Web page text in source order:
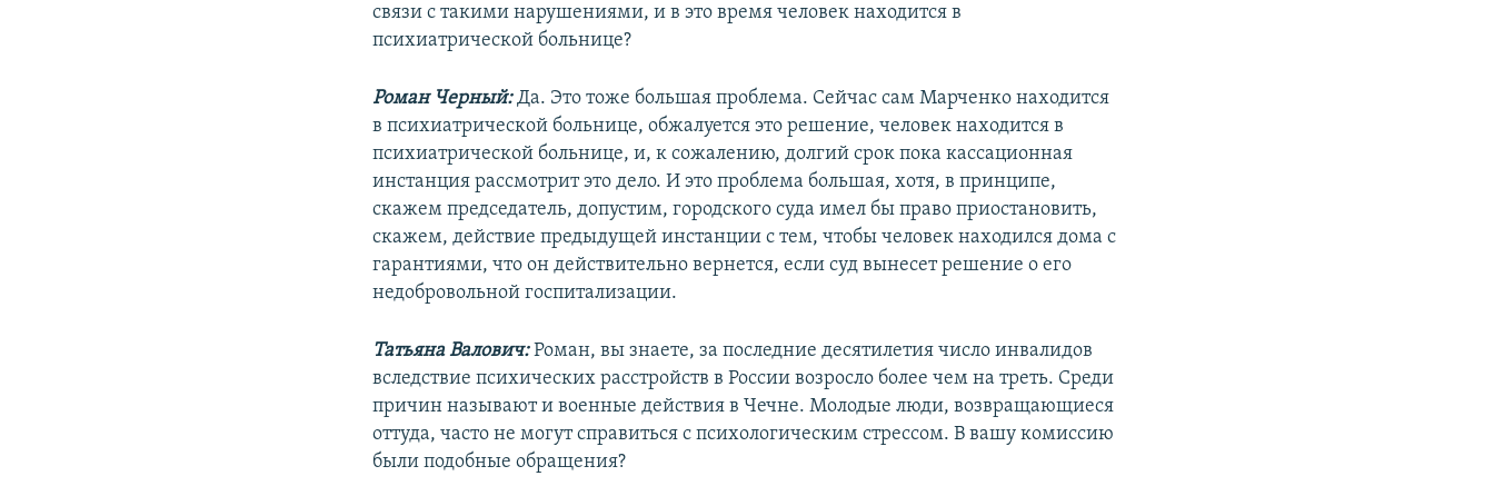
связи с такими нарушениями, и в это время человек находится в
психиатрической больнице?
Роман Черный:Да. Это тоже большая проблема. Сейчас сам Марченко находится
в психиатрической больнице, обжалуется это решение, человек находится в
психиатрической больнице, и, к сожалению, долгий срок пока кассационная
инстанция рассмотрит это дело. И это проблема большая, хотя, в принципе,
скажем председатель, допустим, городского суда имел бы право приостановить,
скажем, действие предыдущей инстанции с тем, чтобы человек находился дома с
гарантиями, что он действительно вернется, если суд вынесет решение о его
недобровольной госпитализации.
Татьяна Валович:Роман, вы знаете, за последние десятилетия число инвалидов
вследствие психических расстройств в России возросло более чем на треть. Среди
причин называют и военные действия в Чечне. Молодые люди, возвращающиеся
оттуда, часто не могут справиться с психологическим стрессом. В вашу комиссию
были подобные обращения?